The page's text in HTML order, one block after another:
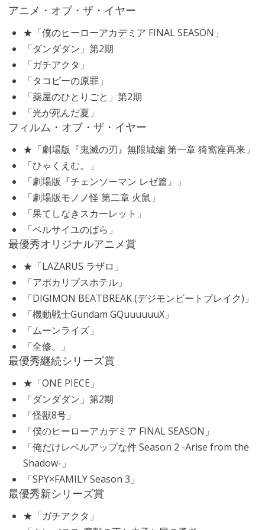
アニメ・オブ・ザ・イヤー
★「僕のヒーローアカデミア FINAL SEASON」
「ダンダダン」第2期
「ガチアクタ」
「タコピーの原罪」
「薬屋のひとりごと」第2期
「光が死んだ夏」
フィルム・オブ・ザ・イヤー
★「劇場版『鬼滅の刃』無限城編 第一章 猗窩座再来」
「ひゃくえむ。」
「劇場版『チェンソーマン レゼ篇』」
「劇場版モノノ怪 第二章 火鼠」
「果てしなきスカーレット」
「ベルサイユのばら」
最優秀オリジナルアニメ賞
★「LAZARUS ラザロ」
「アポカリプスホテル」
「DIGIMON BEATBREAK (デジモンビートブレイク)」
「機動戦士Gundam GQuuuuuuX」
「ムーンライズ」
「全修。」
最優秀継続シリーズ賞
★「ONE PIECE」
「ダンダダン」第2期
「怪獣8号」
「僕のヒーローアカデミア FINAL SEASON」
「俺だけレベルアップな件 Season 2 -Arise from the
Shadow-」
「SPY×FAMILY Season 3」
最優秀新シリーズ賞
★「ガチアクタ」